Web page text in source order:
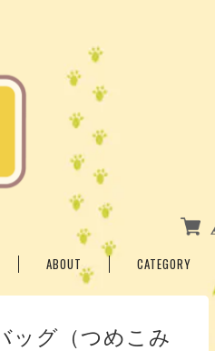
ABOUT CATEGORY
ッグ（つめこみ